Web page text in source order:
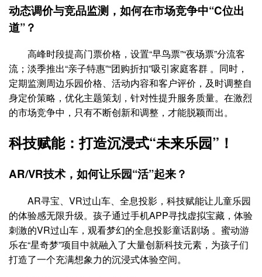
动态调价与竞品监测，如何在市场竞争中“C位出
道”？
高峰时段提高门票价格，设置“早鸟票”“夜场票”分流客
流；淡季推出“亲子特惠”“团购折扣”吸引家庭客群 。同时，
定期监测周边乐园价格、活动内容和客户评价，及时调整自
身定价策略，优化主题策划，针对性提升服务质量。在激烈
的市场竞争中，只有不断创新和调整，才能脱颖而出。
科技赋能：打造沉浸式“未来乐园”！
AR/VR技术，如何让乐园“活”起来？
AR寻宝、VR过山车、全息投影，科技赋能让儿童乐园
的体验感无限升级。孩子通过手机APP寻找虚拟宝藏，体验
刺激的VR过山车，观看梦幻的全息投影童话剧场 。蜜动游
乐在“星奇梦”项目中就融入了大量创新科技元素，为孩子们
打造了一个充满想象力的沉浸式体验空间。